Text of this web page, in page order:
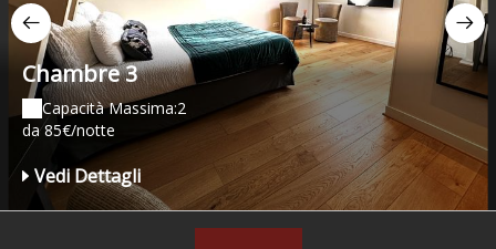
Chambre 3
Capacità Massima:2
da 85€/notte
Vedi Dettagli